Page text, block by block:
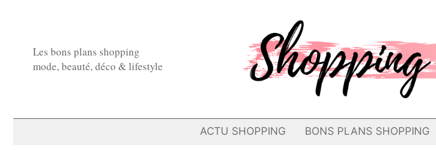
Les bons plans shopping
mode, beauté, déco & lifestyle
ACTU SHOPPING BONS PLANS SHOPPING